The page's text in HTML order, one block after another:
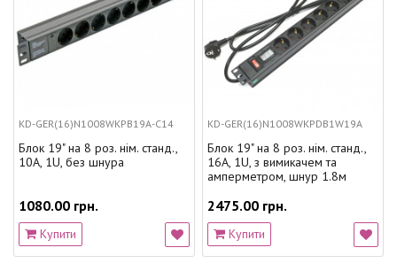
KD-GER(16)N1008WKPB19A-C14
Блок 19" на 8 роз. нім. станд.,
10А, 1U, без шнура
1080.00 грн.
Купити
KD-GER(16)N1008WKPDB1W19A
Блок 19" на 8 роз. нім. станд.,
16А, 1U, з вимикачем та
амперметром, шнур 1.8м
2475.00 грн.
Купити